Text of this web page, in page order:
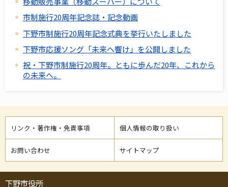
市制施行20周年記念誌・記念動画
下野市制施行20周年記念式典を挙行いたしました
下野市応援ソング「未来へ響け」を公開しました
祝・下野市制施行20周年。ともに歩んだ20年、これから
の未来へ。
リンク・著作権・免責事項 個人情報の取り扱い
お問い合わせ サイトマップ
下野市役所